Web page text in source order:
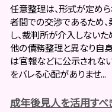
任意整理は、形式が定め
者間での交渉であるため
し、裁判所が介入しない
他の債務整理と異なり自
は官報などに公示されな
をバレる心配がありませ...
成年後見人を活用すべ